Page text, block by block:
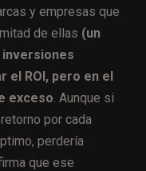
y empresas que
de ellas (un
el ROI, pero en el
exceso . Aunque si
por cada
perdería
que ese